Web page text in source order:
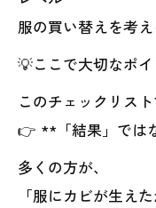
服の買い替えを考
💡ここで大切なポイ
このチェックリスト
👉 **「結果」では
多くの方が、
「服にカビが生え